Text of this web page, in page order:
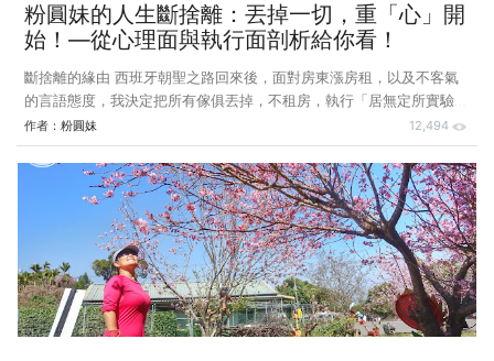
粉圓妹的人生斷捨離：丟掉一切，重「心」開
始！—從心理面與執行面剖析給你看！
斷捨離的緣由 西班牙朝聖之路回來後，面對房東漲房租，以及不客氣
的言語態度，我決定把所有傢俱丟掉，不租房，執行「居無定所實驗計
劃」，既然在朝聖之路可以用一個背包的家當，在異國健行旅
遊 56 天，想當然要在便利的台灣環島旅行，應該是更容易的，也藉此
機會完成我 2015 年的【慢遊騎兵～轉動 368 環島系列】計劃。住在台
灣這麼久，好多鄉鎮的名字都沒聽過，更別說是去過了，我希望藉由單
車騎旅方式，深入探訪台灣 368 鄉鎮市區，除此之外，二度踏上西班
牙朝聖之路或其它國外健行旅遊。 ===《延伸閱讀》
作者： 粉圓妹 12,494